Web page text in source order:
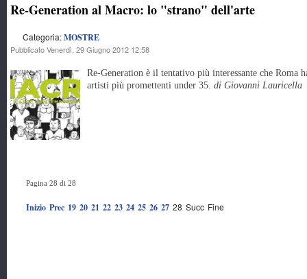
Re-Generation al Macro: lo "strano" dell'arte
Categoria:MOSTRE
Pubblicato Venerdì, 29 Giugno 2012 12:58
Re-Generation è il tentativo più interessante che Roma
artisti più promettenti under 35. di Giovanni Lauricella
Pagina 28 di 28
Inizio Prec 19 20 21 22 23 24 25 26 27 28 Succ Fine